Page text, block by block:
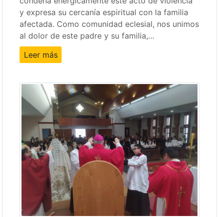
y expresa su cercanía espiritual con la familia
afectada. Como comunidad eclesial, nos unimos
al dolor de este padre y su familia,…
Leer más